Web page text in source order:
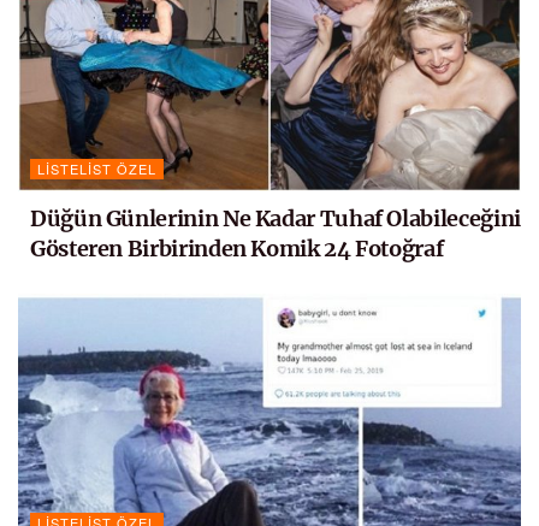
LISTELIST ÖZEL
Düğün Günlerinin Ne Kadar Tuhaf Olabileceğini
Gösteren Birbirinden Komik 24 Fotoğraf